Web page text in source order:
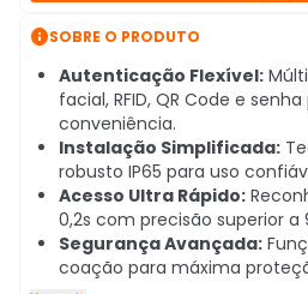
SOBRE O PRODUTO
Autenticação Flexível:
facial, RFID, QR Code e
conveniência.
Instalação Simplificada:
robusto IP65 para uso
Acesso Ultra Rápido:
0,2s com precisão superior a
Segurança Avançada:
coação para máxima